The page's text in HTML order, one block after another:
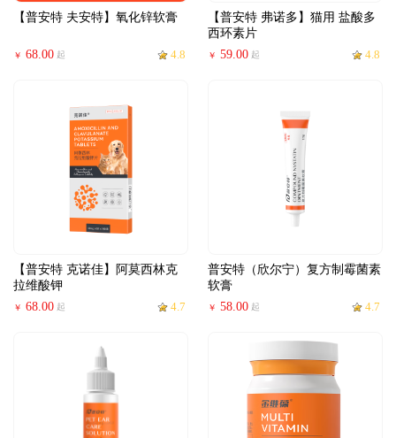
【普安特 夫安特】氧化锌软膏
￥ 68.00 起 4.8
【普安特 弗诺多】猫用 盐酸多
西环素片
￥ 59.00 起 4.8
【普安特 克诺佳】阿莫西林克
拉维酸钾
￥ 68.00 起 4.7
普安特（欣尔宁）复方制霉菌素
软膏
￥ 58.00 起 4.7